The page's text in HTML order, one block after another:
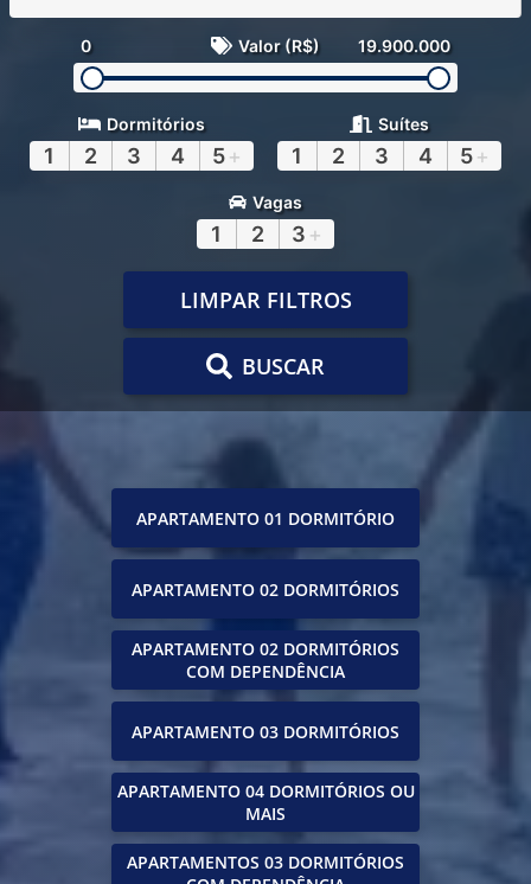
0 Valor (R$) 19.900.000
Dormitórios
1 2 3 4 5+
Suítes
1 2 3 4 5+
Vagas
1 2 3 +
LIMPAR FILTROS
BUSCAR
APARTAMENTO 01 DORMITÓRIO
APARTAMENTO 02 DORMITÓRIOS
APARTAMENTO 02 DORMITÓRIOS
COM DEPENDÊNCIA
APARTAMENTO 03 DORMITÓRIOS
APARTAMENTO 04 DORMITÓRIOS OU
MAIS
APARTAMENTOS 03 DORMITÓRIOS